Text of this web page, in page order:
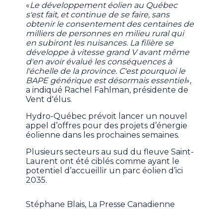
«Le développement éolien au Québec
s'est fait, et continue de se faire, sans
obtenir le consentement des centaines de
milliers de personnes en milieu rural qui
en subiront les nuisances. La filière se
développe à vitesse grand V avant même
d'en avoir évalué les conséquences à
l'échelle de la province. C'est pourquoi le
BAPE générique est désormais essentiel»,
a indiqué Rachel Fahlman, présidente de
Vent d'élus.
Hydro-Québec prévoit lancer un nouvel
appel d’offres pour des projets d’énergie
éolienne dans les prochaines semaines.
Plusieurs secteurs au sud du fleuve Saint-
Laurent ont été ciblés comme ayant le
potentiel d’accueillir un parc éolien d’ici
2035.
Stéphane Blais, La Presse Canadienne